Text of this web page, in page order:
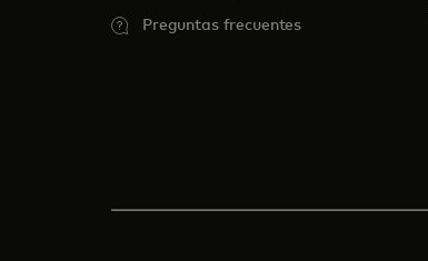
Preguntas frecuentes